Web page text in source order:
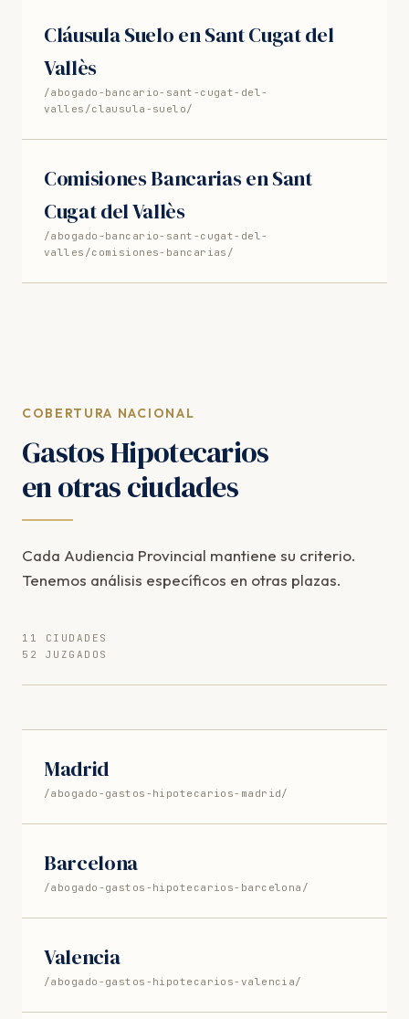
Cláusula Suelo en Sant Cugat del
Vallès
/abogado-bancario-sant-cugat-del-
valles/clausula-suelo/
Comisiones Bancarias en Sant
Cugat del Vallès
/abogado-bancario-sant-cugat-del-
valles/comisiones-bancarias/
COBERTURA NACIONAL
Gastos Hipotecarios
en otras ciudades
Cada Audiencia Provincial mantiene su criterio.
Tenemos análisis específicos en otras plazas.
11 CIUDADES
52 JUZGADOS
Madrid
/abogado-gastos-hipotecarios-madrid/
Barcelona
/abogado-gastos-hipotecarios-barcelona/
Valencia
/abogado-gastos-hipotecarios-valencia/